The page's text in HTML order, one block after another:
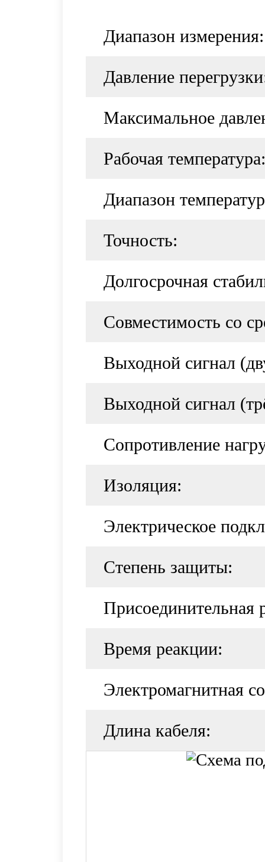
Диапазон измерения:
Давление
Максимальное
Рабочая температура:
Диапазон
Точность:
Долгосрочная
Совместимость со
Выходной сигнал
Выходной сигнал
Сопротивление
Изоляция:
Электрическое
Степень защиты:
Присоединительная
Время реакции:
Электромагнитная
Длина кабеля: